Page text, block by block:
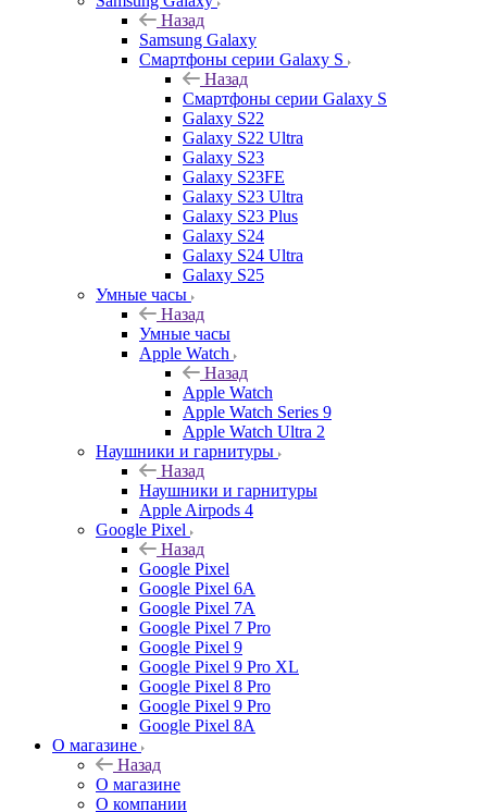
Назад
Samsung Galaxy
Смартфоны серии Galaxy S
Назад
Смартфоны серии Galaxy S
Galaxy S22
Galaxy S22 Ultra
Galaxy S23
Galaxy S23FE
Galaxy S23 Ultra
Galaxy S23 Plus
Galaxy S24
Galaxy S24 Ultra
Galaxy S25
Умные часы
Назад
Умные часы
Apple Watch
Назад
Apple Watch
Apple Watch Series 9
Apple Watch Ultra 2
Наушники и гарнитуры
Назад
Наушники и гарнитуры
Apple Airpods 4
Google Pixel
Назад
Google Pixel
Google Pixel 6A
Google Pixel 7А
Google Pixel 7 Pro
Google Pixel 9
Google Pixel 9 Pro XL
Google Pixel 8 Pro
Google Pixel 9 Pro
Google Pixel 8A
О магазине
Назад
О магазине
О компании